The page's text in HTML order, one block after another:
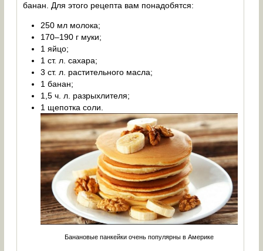
банан. Для этого рецепта вам понадобятся:
250 мл молока;
170–190 г муки;
1 яйцо;
1 ст. л. сахара;
3 ст. л. растительного масла;
1 банан;
1,5 ч. л. разрыхлителя;
1 щепотка соли.
Банановые панкейки очень популярны в Америке